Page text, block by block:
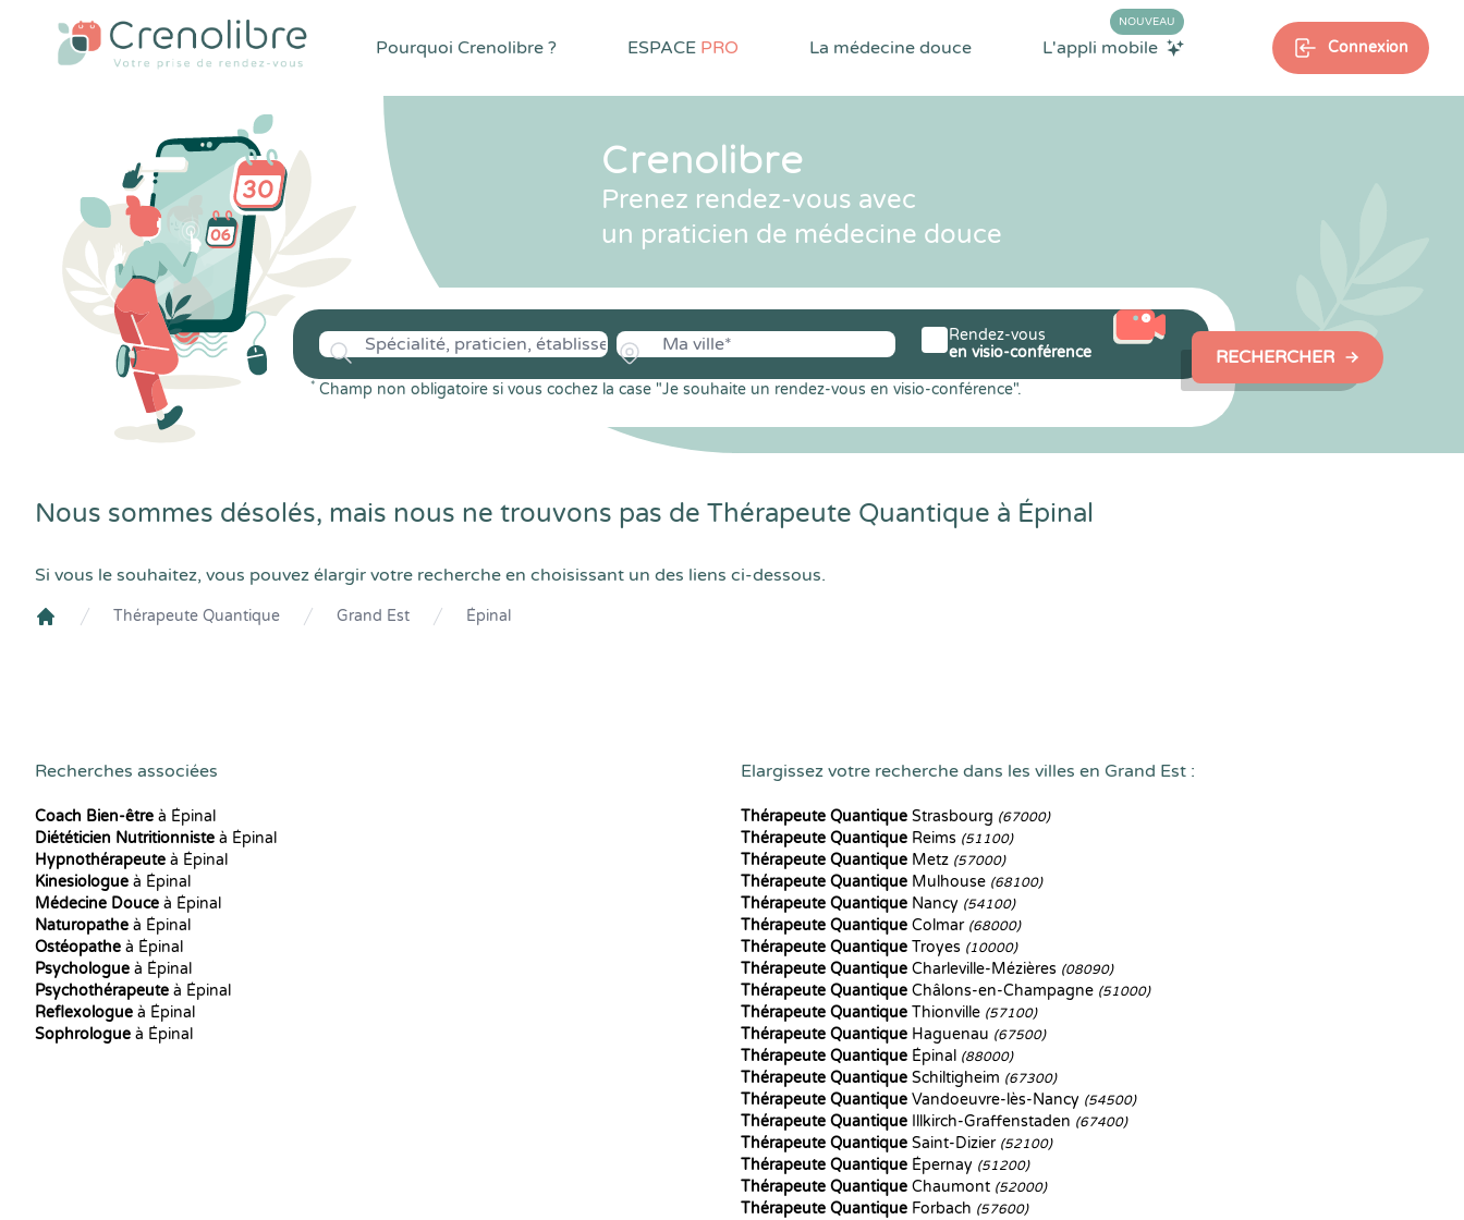
Pourquoi Crenolibre ? ESPACE PRO La médecine douce L'appli mobile
NOUVEAU
Connexion
Crenolibre
Prenez rendez-vous avec
un praticien de médecine douce
* Champ non obligatoire si vous cochez la case "Je souhaite un rendez-vous en visio-conférence".
Rendez-vous
en visio-conférence
RECHERCHER
Nous sommes désolés, mais nous ne trouvons pas de Thérapeute Quantique à Épinal
Si vous le souhaitez, vous pouvez élargir votre recherche en choisissant un des liens ci-dessous.
Thérapeute Quantique Grand Est Épinal
Recherches associées
Coach Bien-être à Épinal
Diététicien Nutritionniste à Épinal
Hypnothérapeute à Épinal
Kinesiologue à Épinal
Médecine Douce à Épinal
Naturopathe à Épinal
Ostéopathe à Épinal
Psychologue à Épinal
Psychothérapeute à Épinal
Reflexologue à Épinal
Sophrologue à Épinal
Elargissez votre recherche dans les villes en Grand Est :
Thérapeute Quantique Strasbourg (67000)
Thérapeute Quantique Reims (51100)
Thérapeute Quantique Metz (57000)
Thérapeute Quantique Mulhouse (68100)
Thérapeute Quantique Nancy (54100)
Thérapeute Quantique Colmar (68000)
Thérapeute Quantique Troyes (10000)
Thérapeute Quantique Charleville-Mézières (08090)
Thérapeute Quantique Châlons-en-Champagne (51000)
Thérapeute Quantique Thionville (57100)
Thérapeute Quantique Haguenau (67500)
Thérapeute Quantique Épinal (88000)
Thérapeute Quantique Schiltigheim (67300)
Thérapeute Quantique Vandoeuvre-lès-Nancy (54500)
Thérapeute Quantique Illkirch-Graffenstaden (67400)
Thérapeute Quantique Saint-Dizier (52100)
Thérapeute Quantique Épernay (51200)
Thérapeute Quantique Chaumont (52000)
Thérapeute Quantique Forbach (57600)